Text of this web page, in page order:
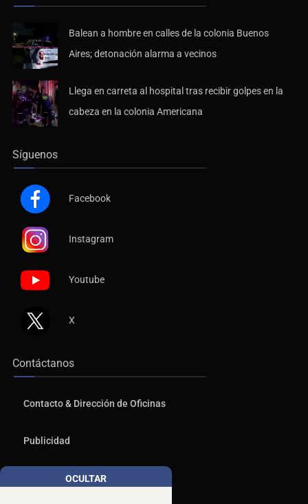
Balean a hombre en calles de la colonia Buenos
Aires; detonación alarma a vecinos
Llega en carreta al hospital tras recibir golpes en la
cabeza en la colonia Americana
Síguenos
Facebook
Instagram
Youtube
X
Contáctanos
Contacto & Dirección de Oficinas
Publicidad
Aviso de Privacidad
OCULTAR